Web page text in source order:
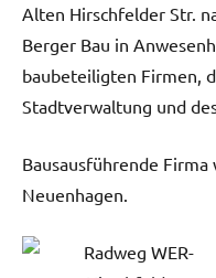
Alten Hirschfelder Str.
Berger Bau in
baubeteiligten Firmen,
Stadtverwaltung und
Bausausführende Firma
Neuenhagen.